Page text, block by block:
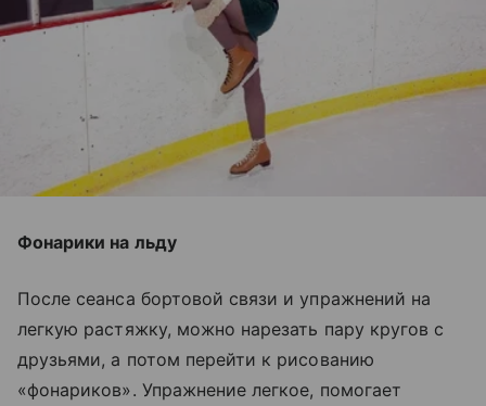
Фонарики на льду
После сеанса бортовой связи и упражнений на
легкую растяжку, можно нарезать пару кругов с
друзьями, а потом перейти к рисованию
«фонариков». Упражнение легкое, помогает